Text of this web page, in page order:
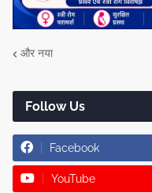
और नया
Follow Us
Facebook
YouTube